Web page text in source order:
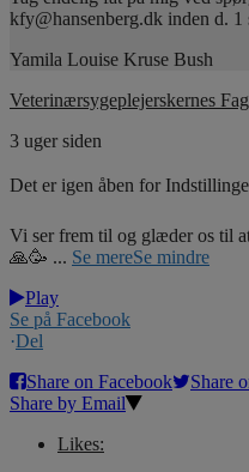
kfy@hansenberg.dk inden d. 1
Yamila Louise Kruse Bush
Veterinærsygeplejerskernes
3 uger siden
Det er igen åben for
Vi ser frem til og glæder os til
🙏🥳 ... Se mereSe mindre
Play
Se på Facebook
·Del
Share on Facebook
Share
Share by Email
Likes: